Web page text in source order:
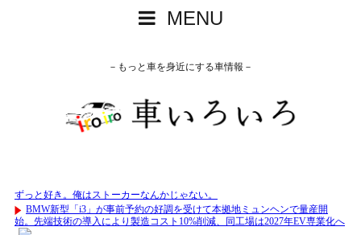
MENU
－もっと車を身近にする車情報－